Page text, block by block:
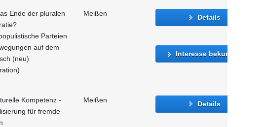
Ende der pluralen
Parteien
auf dem
(neu)
Meißen Details
Interesse bekunden
Kompetenz -
für fremde
Meißen Details